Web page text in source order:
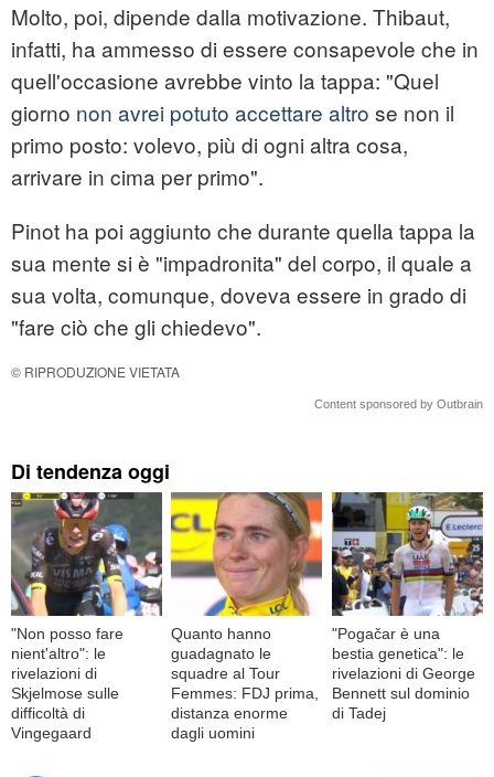
Molto, poi, dipende dalla motivazione. Thibaut,
infatti, ha ammesso di essere consapevole che in
quell'occasione avrebbe vinto la tappa: "Quel
giorno non avrei potuto accettare altro se non il
primo posto: volevo, più di ogni altra cosa,
arrivare in cima per primo".
Pinot ha poi aggiunto che durante quella tappa la
sua mente si è "impadronita" del corpo, il quale a
sua volta, comunque, doveva essere in grado di
"fare ciò che gli chiedevo".
© RIPRODUZIONE VIETATA
Content sponsored by Outbrain
Di tendenza oggi
"Non posso fare
nient'altro": le
rivelazioni di
Skjelmose sulle
difficoltà di
Vingegaard
Quanto hanno
guadagnato le
squadre al Tour
Femmes: FDJ prima,
distanza enorme
dagli uomini
"Pogačar è una
bestia genetica": le
rivelazioni di George
Bennett sul dominio
di Tadej